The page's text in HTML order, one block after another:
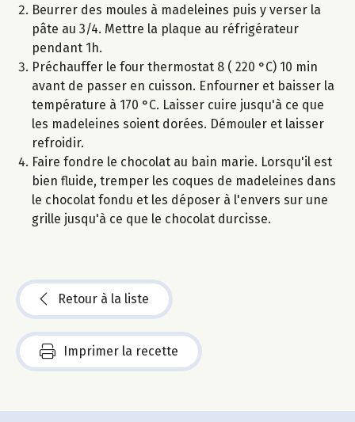
Beurrer des moules à madeleines puis y verser la
pâte au 3/4. Mettre la plaque au réfrigérateur
pendant 1h.
Préchauffer le four thermostat 8 ( 220 °C) 10 min
avant de passer en cuisson. Enfourner et baisser la
température à 170 °C. Laisser cuire jusqu'à ce que
les madeleines soient dorées. Démouler et laisser
refroidir.
Faire fondre le chocolat au bain marie. Lorsqu'il est
bien fluide, tremper les coques de madeleines dans
le chocolat fondu et les déposer à l'envers sur une
grille jusqu'à ce que le chocolat durcisse.
Retour à la liste
Imprimer la recette